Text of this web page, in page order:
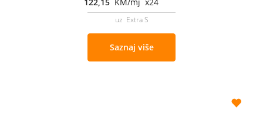
uz Extra S
Saznaj više